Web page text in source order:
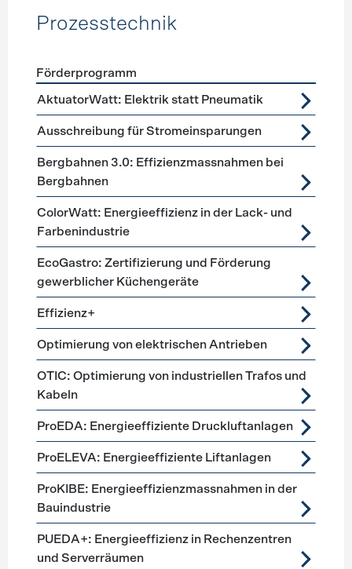
Prozesstechnik
Förderprogramme Prozesstechnik
Förderprogramm
AktuatorWatt: Elektrik statt Pneumatik
Ausschreibung für Stromeinsparungen
Bergbahnen 3.0: Effizienzmassnahmen bei
Bergbahnen
ColorWatt: Energieeffizienz in der Lack- und
Farbenindustrie
EcoGastro: Zertifizierung und Förderung
gewerblicher Küchengeräte
Effizienz+
Optimierung von elektrischen Antrieben
OTIC: Optimierung von industriellen Trafos und
Kabeln
ProEDA: Energieeffiziente Druckluftanlagen
ProELEVA: Energieeffiziente Liftanlagen
ProKIBE: Energieeffizienzmassnahmen in der
Bauindustrie
PUEDA+: Energieeffizienz in Rechenzentren
und Serverräumen